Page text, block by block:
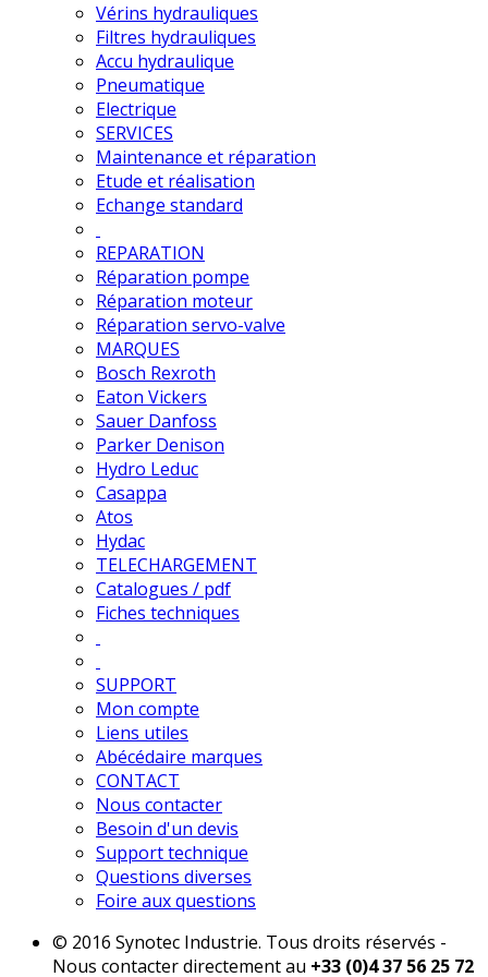
Vérins hydrauliques
Filtres hydrauliques
Accu hydraulique
Pneumatique
Electrique
SERVICES
Maintenance et réparation
Etude et réalisation
Echange standard
REPARATION
Réparation pompe
Réparation moteur
Réparation servo-valve
MARQUES
Bosch Rexroth
Eaton Vickers
Sauer Danfoss
Parker Denison
Hydro Leduc
Casappa
Atos
Hydac
TELECHARGEMENT
Catalogues / pdf
Fiches techniques
SUPPORT
Mon compte
Liens utiles
Abécédaire marques
CONTACT
Nous contacter
Besoin d'un devis
Support technique
Questions diverses
Foire aux questions
© 2016 Synotec Industrie. Tous droits réservés -
Nous contacter directement au +33 (0)4 37 56 25 72